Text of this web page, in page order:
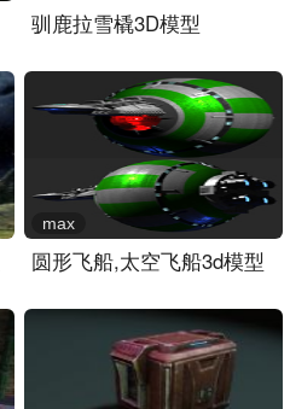
驯鹿拉雪橇3D模型
圆形飞船,太空飞船3d模型
max